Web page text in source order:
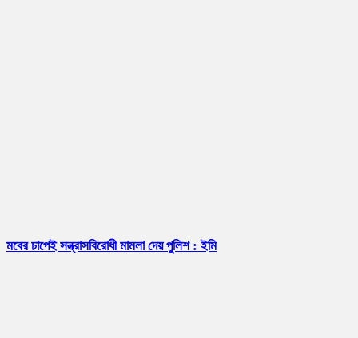
মবের চাপেই সন্ত্রাসবিরোধী মামলা দেয় পুলিশ : ইমি